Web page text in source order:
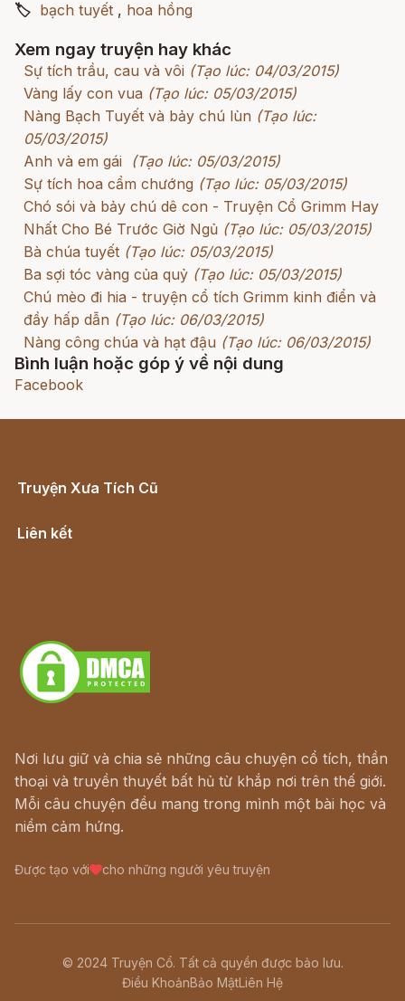
🏷 bạch tuyết , hoa hồng
Xem ngay truyện hay khác
Sự tích trầu, cau và vôi (Tạo lúc: 04/03/2015)
Vàng lấy con vua (Tạo lúc: 05/03/2015)
Nàng Bạch Tuyết và bảy chú lùn (Tạo lúc:
05/03/2015)
Anh và em gái
(Tạo lúc: 05/03/2015)
Sự tích hoa cẩm chướng (Tạo lúc: 05/03/2015)
Chó sói và bảy chú dê con - Truyện Cổ Grimm Hay
Nhất Cho Bé Trước Giờ Ngủ (Tạo lúc: 05/03/2015)
Bà chúa tuyết (Tạo lúc: 05/03/2015)
Ba sợi tóc vàng của quỷ (Tạo lúc: 05/03/2015)
Chú mèo đi hia - truyện cổ tích Grimm kinh điển và
đầy hấp dẫn (Tạo lúc: 06/03/2015)
Nàng công chúa và hạt đậu (Tạo lúc: 06/03/2015)
Bình luận hoặc góp ý về nội dung
Facebook
Truyện Xưa Tích Cũ
Liên kết
Nơi lưu giữ và chia sẻ những câu chuyện cổ tích, thần
thoại và truyền thuyết bất hủ từ khắp nơi trên thế giới.
Mỗi câu chuyện đều mang trong mình một bài học và
niềm cảm hứng.
Được tạo với cho những người yêu truyện
© 2024 Truyện Cổ. Tất cả quyền được bảo lưu.
Điều KhoảnBảo MậtLiên Hệ